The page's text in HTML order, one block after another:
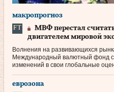
макропрогноз
МВФ перестал
двигателем мировой
Волнения на развивающихся
Международный валютный фонд
изменений в свои глобальные
еврозона